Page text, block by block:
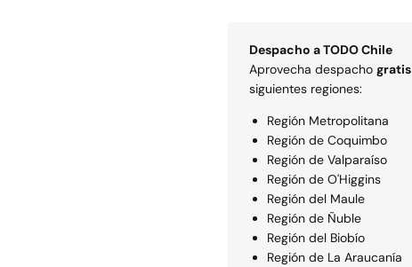
Despacho aTODOChile
Aprovecha despachogratis
siguientes regiones:
Región Metropolitana
Región de Coquimbo
Región de Valparaí­so
Región de O'Higgins
Región del Maule
Región de Ñuble
Región del Biobío
Región de La Araucaní­a